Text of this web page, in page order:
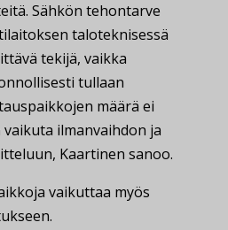
Sähkön tehontarve
taloteknisessä
tekijä, vaikka
tullaan
määrä ei
ilmanvaihdon ja
Kaartinen sanoo.
vaikuttaa myös